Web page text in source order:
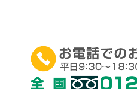
・2026/07/16 更新
【インテリアコーディネータ
2026年度2次試験対応「2次対